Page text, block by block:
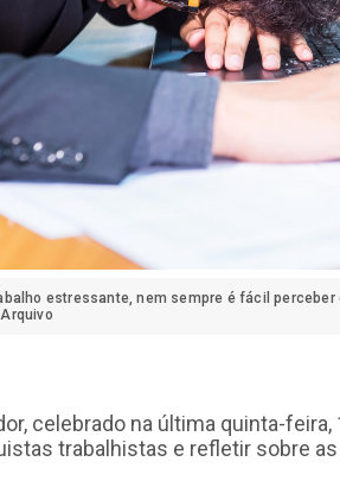
estressante, nem sempre é fácil
celebrado na última quinta-
trabalhistas e refletir sobre